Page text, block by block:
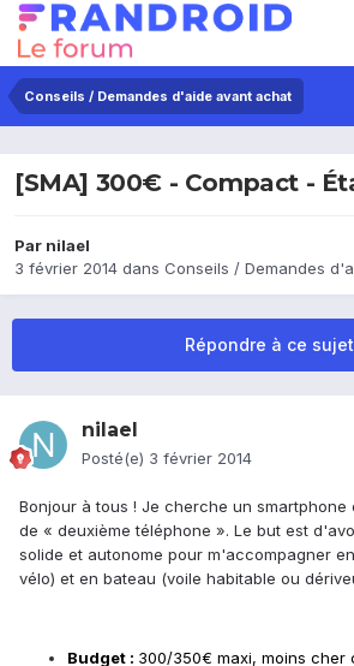
Conseils / Demandes d'aide avant achat
[SMA] 300€ - Compact -
Par nilael
3 février 2014 dans Conseils / Demandes
Répondre à ce sujet
nilael
Posté(e) 3 février 2014
Bonjour à tous ! Je cherche un smartphone
de « deuxième téléphone ». Le but est
solide et autonome pour m'accompagner
vélo) et en bateau (voile habitable ou
Budget : 300/350€ maxi, moins cher